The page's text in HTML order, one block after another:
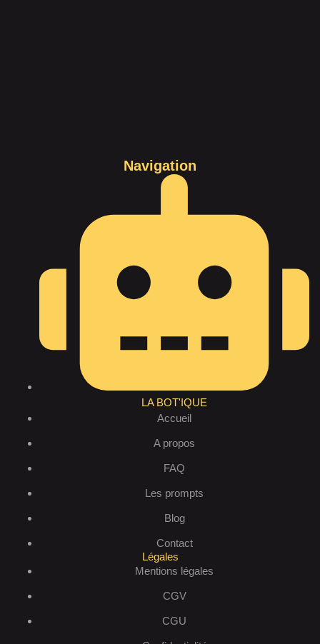
Navigation
LA BOT'IQUE
Accueil
A propos
FAQ
Les prompts
Blog
Contact
Légales
Mentions légales
CGV
CGU